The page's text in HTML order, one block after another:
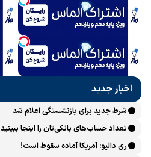
اخبار جدید
شرط جدید برای بازنشستگی اعلام شد
تعداد حساب‌های بانکی‌تان را اینجا ببینید
ری دالیو: آمریکا آماده سقوط است!